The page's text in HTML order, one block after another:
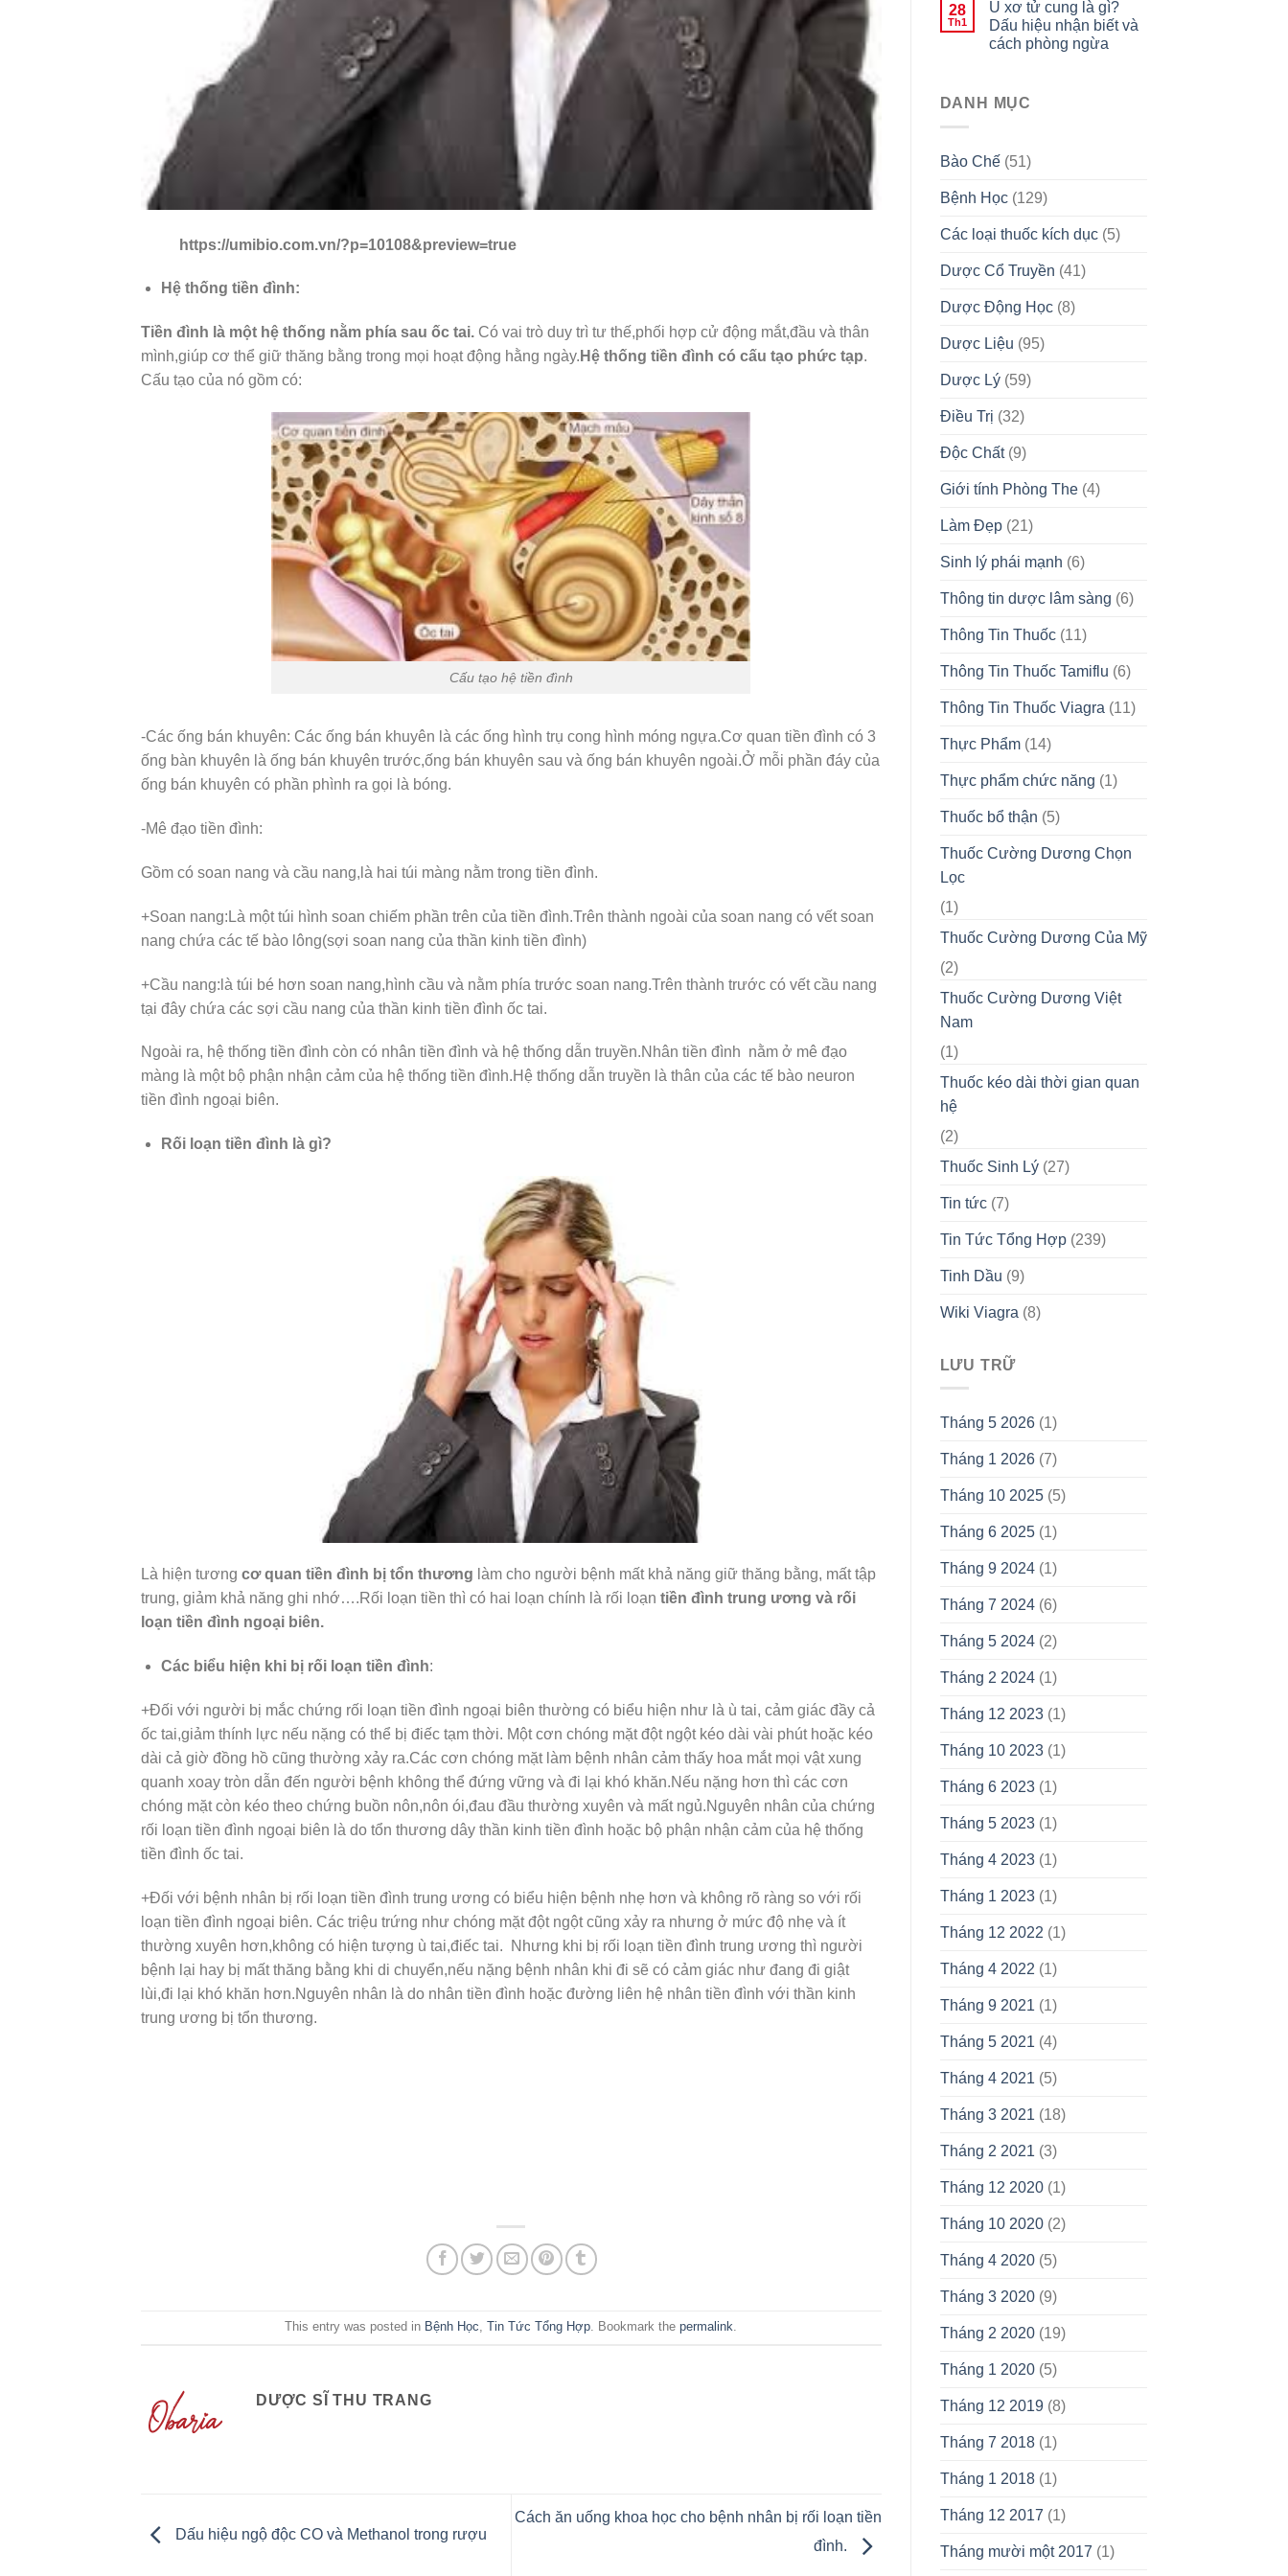
https://umibio.com.vn/?p=10108&preview=true
Hệ thống tiền đình:
Tiền đình là một hệ thống nằm phía sau ốc tai. Có vai trò duy trì tư thế,phối hợp cử động mắt,đầu và thân
mình,giúp cơ thể giữ thăng bằng trong mọi hoạt động hằng ngày. Hệ thống tiền đình có cấu tạo phức tạp.
Cấu tạo của nó gồm có:
Cấu tạo hệ tiền đình
-Các ống bán khuyên: Các ống bán khuyên là các ống hình trụ cong hình móng ngựa.Cơ quan tiền đình có 3
ống bàn khuyên là ống bán khuyên trước,ống bán khuyên sau và ống bán khuyên ngoài.Ở mỗi phần đáy của
ống bán khuyên có phần phình ra gọi là bóng.
-Mê đạo tiền đình:
Gồm có soan nang và cầu nang,là hai túi màng nằm trong tiền đình.
+Soan nang:Là một túi hình soan chiếm phần trên của tiền đình.Trên thành ngoài của soan nang có vết soan
nang chứa các tế bào lông(sợi soan nang của thần kinh tiền đình)
+Cầu nang:là túi bé hơn soan nang,hình cầu và nằm phía trước soan nang.Trên thành trước có vết cầu nang
tại đây chứa các sợi cầu nang của thần kinh tiền đình ốc tai.
Ngoài ra, hệ thống tiền đình còn có nhân tiền đình và hệ thống dẫn truyền.Nhân tiền đình nằm ở mê đạo
màng là một bộ phận nhận cảm của hệ thống tiền đình.Hệ thống dẫn truyền là thân của các tế bào neuron
tiền đình ngoại biên.
Rối loạn tiền đình là gì?
Là hiện tương cơ quan tiền đình bị tổn thương làm cho người bệnh mất khả năng giữ thăng bằng, mất tập
trung, giảm khả năng ghi nhớ….Rối loạn tiền thì có hai loạn chính là rối loạn tiền đình trung ương và rối
loạn tiền đình ngoại biên.
Các biểu hiện khi bị rối loạn tiền đình:
+Đối với người bị mắc chứng rối loạn tiền đình ngoại biên thường có biểu hiện như là ù tai, cảm giác đầy cả
ốc tai,giảm thính lực nếu nặng có thể bị điếc tạm thời. Một cơn chóng mặt đột ngột kéo dài vài phút hoặc kéo
dài cả giờ đồng hồ cũng thường xảy ra.Các cơn chóng mặt làm bệnh nhân cảm thấy hoa mắt mọi vật xung
quanh xoay tròn dẫn đến người bệnh không thể đứng vững và đi lại khó khăn.Nếu nặng hơn thì các cơn
chóng mặt còn kéo theo chứng buồn nôn,nôn ói,đau đầu thường xuyên và mất ngủ.Nguyên nhân của chứng
rối loạn tiền đình ngoại biên là do tổn thương dây thần kinh tiền đình hoặc bộ phận nhận cảm của hệ thống
tiền đình ốc tai.
+Đối với bệnh nhân bị rối loạn tiền đình trung ương có biểu hiện bệnh nhẹ hơn và không rõ ràng so với rối
loạn tiền đình ngoại biên. Các triệu trứng như chóng mặt đột ngột cũng xảy ra nhưng ở mức độ nhẹ và ít
thường xuyên hơn,không có hiện tượng ù tai,điếc tai. Nhưng khi bị rối loạn tiền đình trung ương thì người
bệnh lại hay bị mất thăng bằng khi di chuyển,nếu nặng bệnh nhân khi đi sẽ có cảm giác như đang đi giật
lùi,đi lại khó khăn hơn.Nguyên nhân là do nhân tiền đình hoặc đường liên hệ nhân tiền đình với thần kinh
trung ương bị tổn thương.
This entry was posted in Bệnh Học,Tin Tức Tổng Hợp. Bookmark thepermalink.
DƯỢC SĨ THU TRANG
Dấu hiệu ngộ độc CO và Methanol trong rượu
Cách ăn uống khoa học cho bệnh nhân bị rối loạn tiền
đình.
28
Th1
U xơ tử cung là gì?
Dấu hiệu nhận biết và
cách phòng ngừa
DANH MỤC
Bào Chế(51)
Bệnh Học(129)
Các loại thuốc kích dục(5)
Dược Cổ Truyền (41)
Dược Động Học(8)
Dược Liệu (95)
Dược Lý(59)
Điều Trị (32)
Độc Chất(9)
Giới tính Phòng The(4)
Làm Đẹp(21)
Sinh lý phái mạnh (6)
Thông tin dược lâm sàng (6)
Thông Tin Thuốc(11)
Thông Tin Thuốc Tamiflu (6)
Thông Tin Thuốc Viagra (11)
Thực Phẩm(14)
Thực phẩm chức năng (1)
Thuốc bổ thận (5)
Thuốc Cường Dương Chọn
Lọc
(1)
Thuốc Cường Dương Của Mỹ
(2)
Thuốc Cường Dương Việt
Nam
(1)
Thuốc kéo dài thời gian quan
hệ
(2)
Thuốc Sinh Lý(27)
Tin tức(7)
Tin Tức Tổng Hợp(239)
Tinh Dầu (9)
Wiki Viagra (8)
LƯU TRỮ
Tháng 5 2026(1)
Tháng 1 2026(7)
Tháng 10 2025(5)
Tháng 6 2025(1)
Tháng 9 2024(1)
Tháng 7 2024(6)
Tháng 5 2024(2)
Tháng 2 2024(1)
Tháng 12 2023(1)
Tháng 10 2023(1)
Tháng 6 2023(1)
Tháng 5 2023(1)
Tháng 4 2023(1)
Tháng 1 2023(1)
Tháng 12 2022 (1)
Tháng 4 2022 (1)
Tháng 9 2021 (1)
Tháng 5 2021 (4)
Tháng 4 2021 (5)
Tháng 3 2021 (18)
Tháng 2 2021 (3)
Tháng 12 2020(1)
Tháng 10 2020(2)
Tháng 4 2020(5)
Tháng 3 2020(9)
Tháng 2 2020(19)
Tháng 1 2020(5)
Tháng 12 2019(8)
Tháng 7 2018(1)
Tháng 1 2018(1)
Tháng 12 2017 (1)
Tháng mười một 2017 (1)